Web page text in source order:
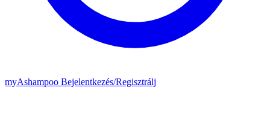
myAshampoo Bejelentkezés/Regisztrálj